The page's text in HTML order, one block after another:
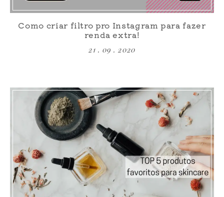
Como criar filtro pro Instagram para fazer
renda extra!
21 . 09 . 2020